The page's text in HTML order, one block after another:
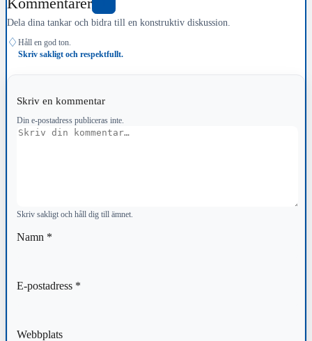
Kommentarer
Dela dina tankar och bidra till en konstruktiv diskussion.
♢ Håll en god ton.
Skriv sakligt och respektfullt.
Skriv en kommentar
Din e-postadress publiceras inte.
Kommentar
Skriv sakligt och håll dig till ämnet.
Namn *
E-postadress *
Webbplats